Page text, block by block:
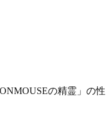
の精霊」の性